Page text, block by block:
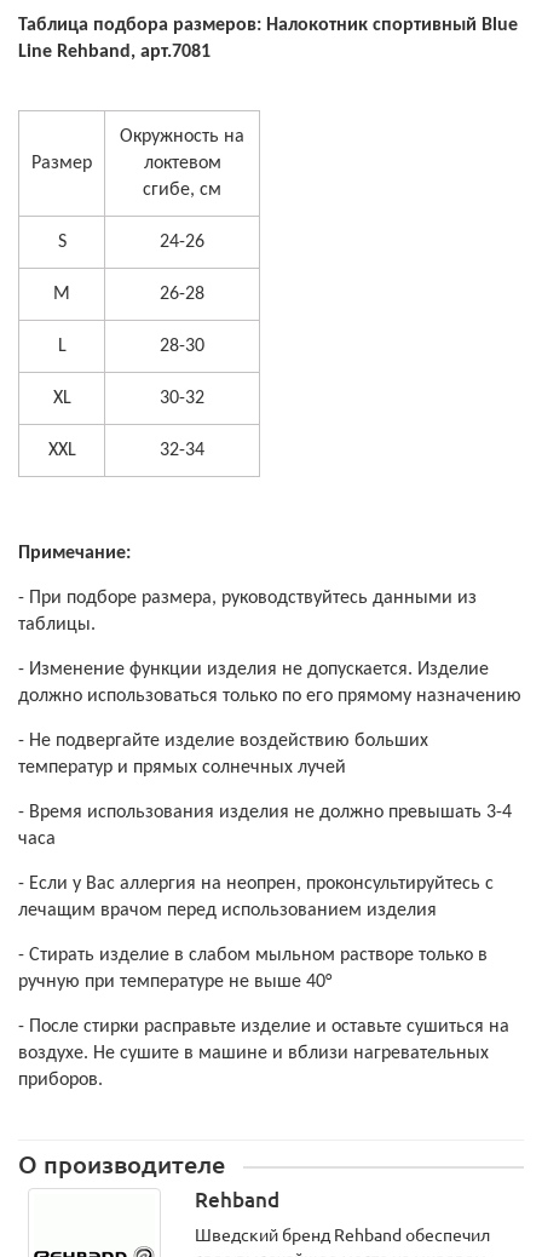
Таблица подбора размеров: Налокотник спортивный Blue
Line Rehband, арт.7081
Размер
Окружность на
локтевом
сгибе, см
S 24-26
M 26-28
L 28-30
XL 30-32
XXL 32-34
Примечание:
- При подборе размера, руководствуйтесь данными из
таблицы.
- Изменение функции изделия не допускается. Изделие
должно использоваться только по его прямому назначению
- Не подвергайте изделие воздействию больших
температур и прямых солнечных лучей
- Время использования изделия не должно превышать 3-4
часа
- Если у Вас аллергия на неопрен, проконсультируйтесь с
лечащим врачом перед использованием изделия
- Стирать изделие в слабом мыльном растворе только в
ручную при температуре не выше 40°
- После стирки расправьте изделие и оставьте сушиться на
воздухе. Не сушите в машине и вблизи нагревательных
приборов.
О производителе
Rehband
Шведский бренд Rehband обеспечил